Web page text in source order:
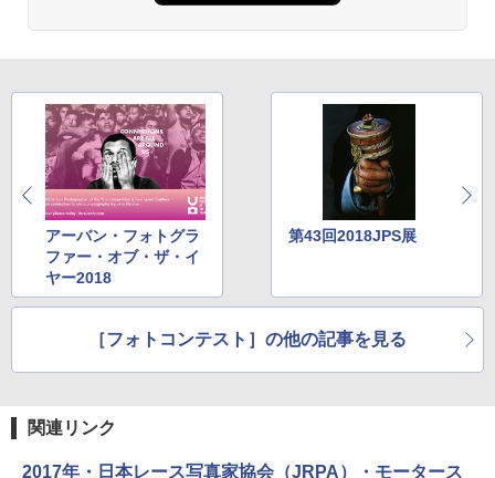
アーバン・フォトグラ
ファー・オブ・ザ・イ
ヤー2018
第43回2018JPS展
［フォトコンテスト］の他の記事を見る
関連リンク
2017年・日本レース写真家協会（JRPA）・モータース